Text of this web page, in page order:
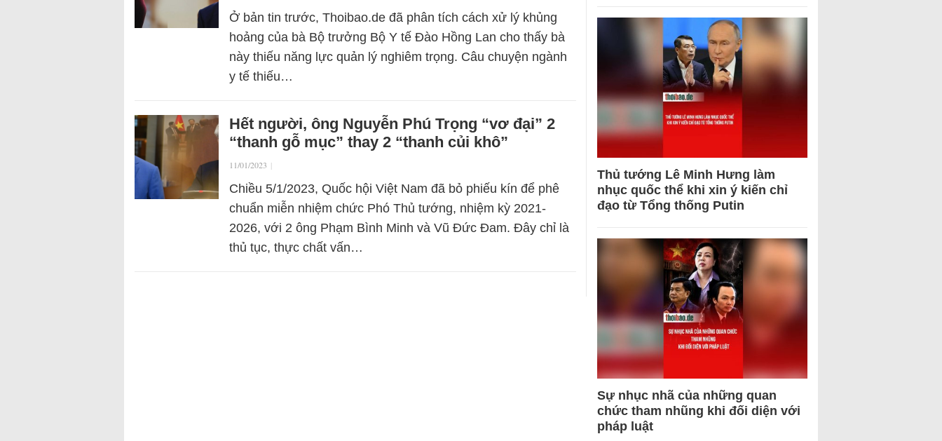
Ở bản tin trước, Thoibao.de đã phân tích cách xử lý khủng
hoảng của bà Bộ trưởng Bộ Y tế Đào Hồng Lan cho thấy bà
này thiếu năng lực quản lý nghiêm trọng. Câu chuyện ngành
y tế thiếu…
Hết người, ông Nguyễn Phú Trọng “vơ đại” 2
“thanh gỗ mục” thay 2 “thanh củi khô”
11/01/2023 |
Chiều 5/1/2023, Quốc hội Việt Nam đã bỏ phiếu kín để phê
chuẩn miễn nhiệm chức Phó Thủ tướng, nhiệm kỳ 2021-
2026, với 2 ông Phạm Bình Minh và Vũ Đức Đam. Đây chỉ là
thủ tục, thực chất vấn…
Thủ tướng Lê Minh Hưng làm
nhục quốc thể khi xin ý kiến chỉ
đạo từ Tổng thống Putin
Sự nhục nhã của những quan
chức tham nhũng khi đối diện với
pháp luật